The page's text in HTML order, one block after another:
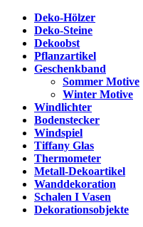
Deko-Hölzer
Deko-Steine
Dekoobst
Pflanzartikel
Geschenkband
Sommer Motive
Winter Motive
Windlichter
Bodenstecker
Windspiel
Tiffany Glas
Thermometer
Metall-Dekoartikel
Wanddekoration
Schalen I Vasen
Dekorationsobjekte